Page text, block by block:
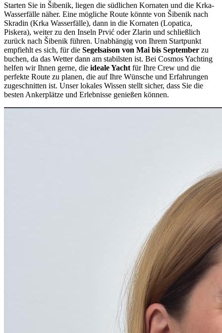
Starten Sie in Šibenik, liegen die südlichen Kornaten und die Krka-
Wasserfälle näher. Eine mögliche Route könnte von Šibenik nach
Skradin (Krka Wasserfälle), dann in die Kornaten (Lopatica,
Piskera), weiter zu den Inseln Prvić oder Zlarin und schließlich
zurück nach Šibenik führen. Unabhängig von Ihrem Startpunkt
empfiehlt es sich, für die Segelsaison von Mai bis September zu
buchen, da das Wetter dann am stabilsten ist. Bei Cosmos Yachting
helfen wir Ihnen gerne, die ideale Yacht für Ihre Crew und die
perfekte Route zu planen, die auf Ihre Wünsche und Erfahrungen
zugeschnitten ist. Unser lokales Wissen stellt sicher, dass Sie die
besten Ankerplätze und Erlebnisse genießen können.